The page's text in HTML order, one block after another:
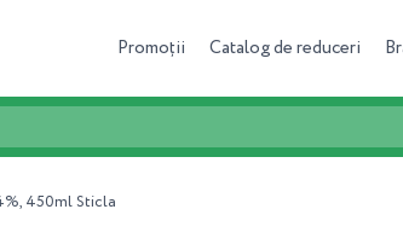
Promoții Catalog de reduceri
450ml Sticla